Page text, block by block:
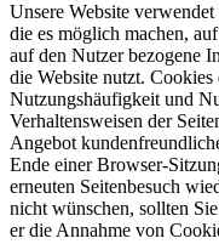
Unsere Website
die es möglich machen,
auf den Nutzer bezogene
die Website nutzt. Cookies
Nutzungshäufigkeit und
Verhaltensweisen der
Angebot
Ende einer Browser-
erneuten Seitenbesuch
nicht wünschen, sollten
er die Annahme von